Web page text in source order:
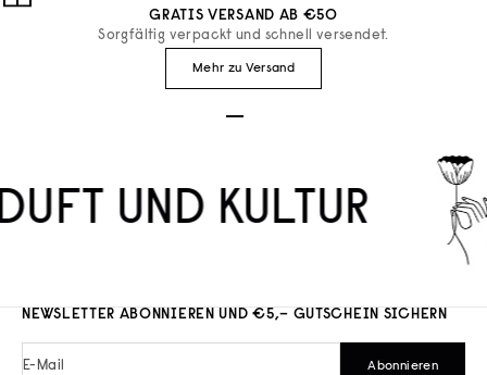
GRATIS VERSAND AB €50
Sorgfältig verpackt und schnell versendet.
Mehr zu Versand
UND KULTUR
NEWSLETTER ABONNIEREN UND €5,– GUTSCHEIN SICHERN
E-Mail Abonnieren